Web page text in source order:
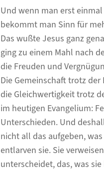
Und wenn man erst
bekommt man Sinn für
Das wußte Jesus ganz
ging zu einem Mahl nach
die Freuden und
Die Gemeinschaft trotz
die Gleichwertigkeit trotz
im heutigen Evangelium:
Unterschieden. Und
nicht all das aufgeben,
entlarven sie. Sie
unterscheidet, das, was